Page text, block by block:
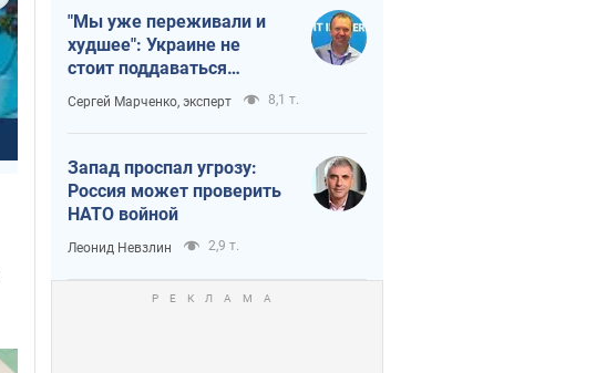
"Мы уже переживали и
худшее": Украине не
стоит поддаваться
отчаянию из-за
ракетного террора
Сергей Марченко, эксперт 8,1 т.
Запад проспал угрозу:
Россия может проверить
НАТО войной
Леонид Невзлин 2,9 т.